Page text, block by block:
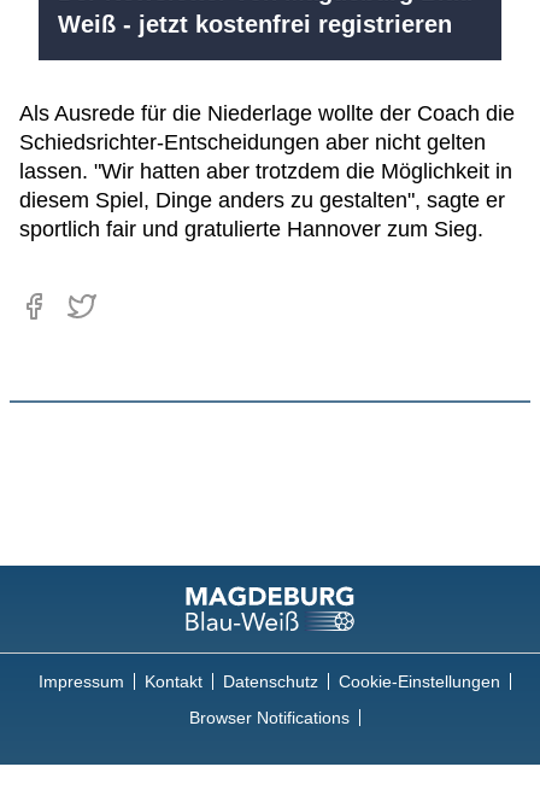
Weiß - jetzt kostenfrei registrieren
Als Ausrede für die Niederlage wollte der Coach die
Schiedsrichter-Entscheidungen aber nicht gelten
lassen. "Wir hatten aber trotzdem die Möglichkeit in
diesem Spiel, Dinge anders zu gestalten", sagte er
sportlich fair und gratulierte Hannover zum Sieg.
Impressum Kontakt Datenschutz
Cookie-Einstellungen
Browser Notifications